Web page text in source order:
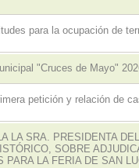
para la ocupación de
"Cruces de Mayo"
petición y relación de
LA SRA. PRESIDENTA
SOBRE
PARA LA FERIA DE SAN